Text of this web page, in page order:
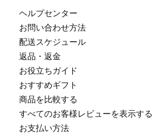
ヘルプセンター
お問い合わせ方法
配送スケジュール
返品・返金
お役立ちガイド
おすすめギフト
商品を比較する
すべてのお客様レビューを表示する
お支払い方法